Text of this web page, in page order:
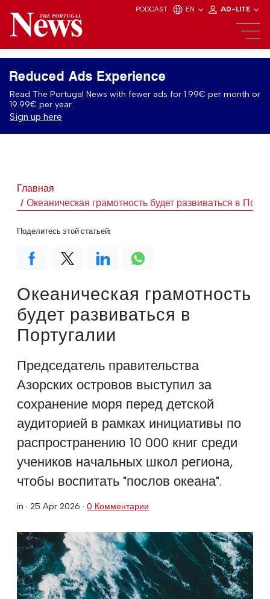
PODCAST EN AD-LITE
Reduced Ads Experience
Read The Portugal News with fewer ads for 1.99€ per month or
19.99€ per year.
Sign up here
Главная
Океаническая грамотность будет развиваться в
Океаническая грамотность
будет развиваться в
Португалии
Председатель правительства
Азорских островов выступил за
сохранение моря перед детской
аудиторией в рамках инициативы по
распространению 10 000 книг среди
учеников начальных школ региона,
чтобы воспитать "послов океана".
in · 25 Apr 2026 · 0 Комментарии
Поделитесь этой статьей: